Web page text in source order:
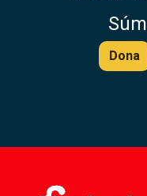
Dona